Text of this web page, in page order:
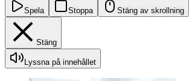
Spela Stoppa Stäng av skrollning
Stäng
Lyssna på innehållet